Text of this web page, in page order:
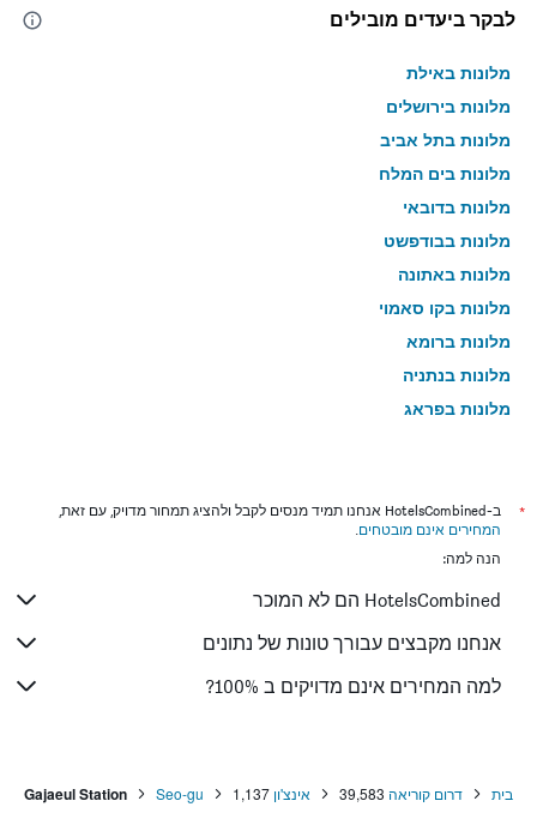
לבקר ביעדים מובילים
מלונות באילת
מלונות בירושלים
מלונות בתל אביב
מלונות בים המלח
מלונות בדובאי
מלונות בבודפשט
מלונות באתונה
מלונות בקו סאמוי
מלונות ברומא
מלונות בנתניה
מלונות בפראג
מלונות בניו יורק
מלונות בבנגקוק
מלונות בבוקרשט
מלונות בפאפוס
מלונות בלימסול
*
ב-HotelsCombined אנחנו תמיד מנסים לקבל ולהציג תמחור מדויק, עם זאת,
המחירים אינם מובטחים.
הנה למה:
HotelsCombined הם לא המוכר
אנחנו מקבצים עבורך טונות של נתונים
למה המחירים אינם מדויקים ב 100%?
בית דרום קוריאה 39,583 אינצ'ון 1,137
Seo-gu
Gajaeul Station